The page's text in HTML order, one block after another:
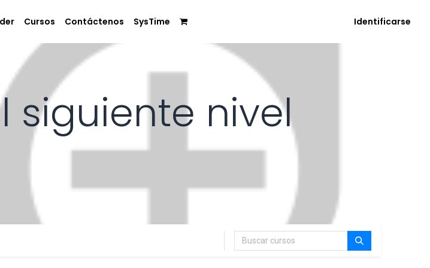
Cursos Contáctenos SysTime Identificarse
siguiente nivel